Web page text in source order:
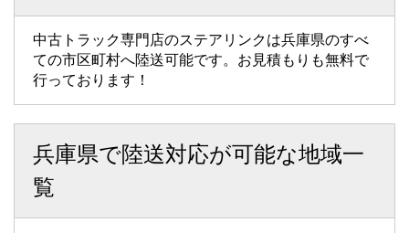
中古トラック専門店のステアリンクは兵庫県のすべ
ての市区町村へ陸送可能です。お見積もりも無料で
行っております！
兵庫県で陸送対応が可能な地域一
覧